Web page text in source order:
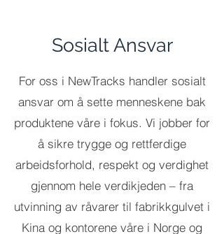
Sosialt Ansvar
For oss i NewTracks handler sosialt
ansvar om å sette menneskene bak
produktene våre i fokus. Vi jobber for
å sikre trygge og rettferdige
arbeidsforhold, respekt og verdighet
gjennom hele verdikjeden – fra
utvinning av råvarer til fabrikkgulvet i
Kina og kontorene våre i Norge og